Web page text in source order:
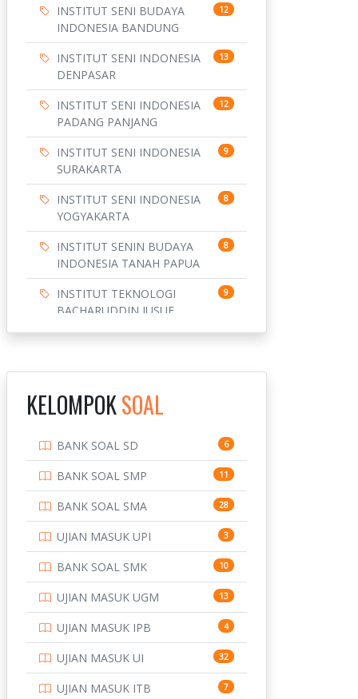
INSTITUT SENI BUDAYA
INDONESIA BANDUNG
12
INSTITUT SENI INDONESIA
DENPASAR
13
INSTITUT SENI INDONESIA
PADANG PANJANG
12
INSTITUT SENI INDONESIA
SURAKARTA
9
INSTITUT SENI INDONESIA
YOGYAKARTA
8
INSTITUT SENIN BUDAYA
INDONESIA TANAH PAPUA
8
INSTITUT TEKNOLOGI
BACHARUDDIN JUSUF
9
BANDUNG
INSTITUT TEKNOLOGI
INSTITUT TEKNOLOGI
SEPULUH NOVEMBER
10
INSTITUT TEKNOLOGI
SUMATERA
9
IPDN / STPDN 148
PENDIDIKAN 943
PERBANKAN 3
POLRI 169
POLTEK SSN 7
4
KELOMPOKSOAL
BANK SOAL SD 6
BANK SOAL SMP 11
BANK SOAL SMA 28
UJIAN MASUK UPI 3
BANK SOAL SMK 10
UJIAN MASUK UGM 13
UJIAN MASUK IPB 4
UJIAN MASUK UI 32
UJIAN MASUK ITB 7